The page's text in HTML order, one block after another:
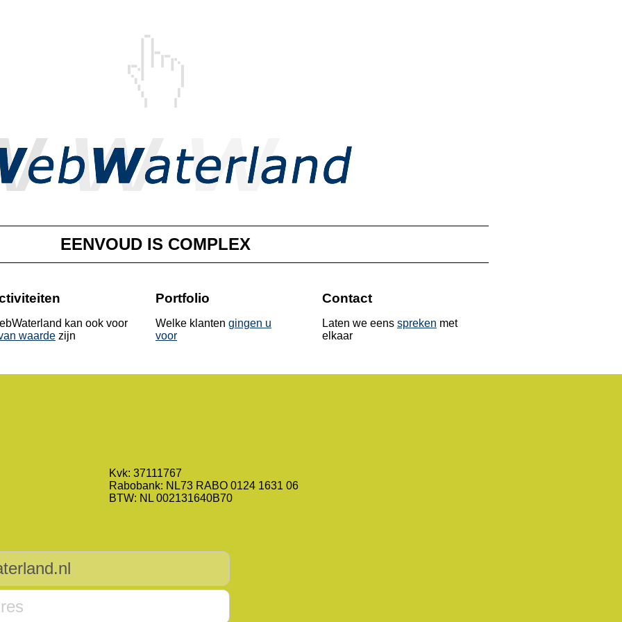
EENVOUD IS COMPLEX
kan ook voor
waarde zijn
Portfolio
Welke klanten gingen u
voor
Contact
Laten we eens spreken met
elkaar
Kvk: 37111767
Rabobank: NL73 RABO 0124 1631 06
BTW: NL 002131640B70